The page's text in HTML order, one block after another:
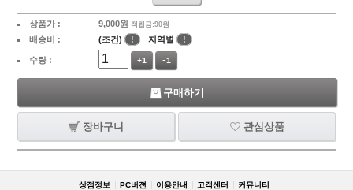
상품가 : 9,000원 적립금:90원
배송비 : (조건) ! 지역별 !
수량 : +1 -1
구매하기
장바구니 관심상품
상점정보 PC버젼 이용안내 고객센터 커뮤니티